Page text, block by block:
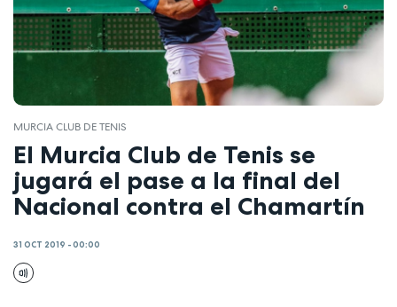
MURCIA CLUB DE TENIS
El Murcia Club de Tenis se
jugará el pase a la final del
Nacional contra el Chamartín
31 OCT 2019 - 00:00